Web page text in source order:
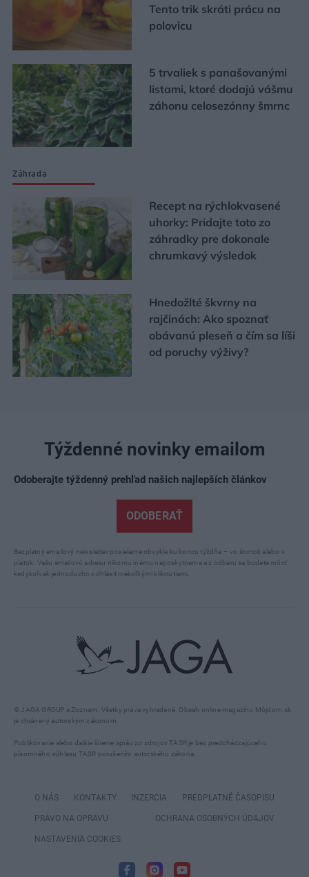
Tento trik skráti prácu na
polovicu
5 trvaliek s panašovanými
listami, ktoré dodajú vášmu
záhonu celosezónny šmrnc
Záhrada
Recept na rýchlokvasené
uhorky: Pridajte toto zo
záhradky pre dokonale
chrumkavý výsledok
Hnedožlté škvrny na
rajčinách: Ako spoznať
obávanú pleseň a čím sa líši
od poruchy výživy?
© JAGA GROUP a Zoznam. Všetky práva vyhradené. Obsah online magazínu Môjdom.sk
je chránený autorským zákonom.
Publikovanie alebo ďalšie šírenie správ zo zdrojov TASR je bez predchádzajúceho
písomného súhlasu TASR porušením autorského zákona.
Týždenné novinky emailom
Odoberajte týždenný prehľad našich najlepších článkov
ODOBERAŤ
Bezplatný emailový newsletter posielame obvykle ku koncu týždňa – vo štvrtok alebo v
piatok. Vašu emailovú adresu nikomu inému neposkytneme a z odberu sa budete môcť
kedykoľvek jednoducho odhlásiť niekoľkými kliknutiami.
O NÁS KONTAKTY INZERCIA PREDPLATNÉ ČASOPISU
PRÁVO NA OPRAVU OCHRANA OSOBNÝCH ÚDAJOV
NASTAVENIA COOKIES